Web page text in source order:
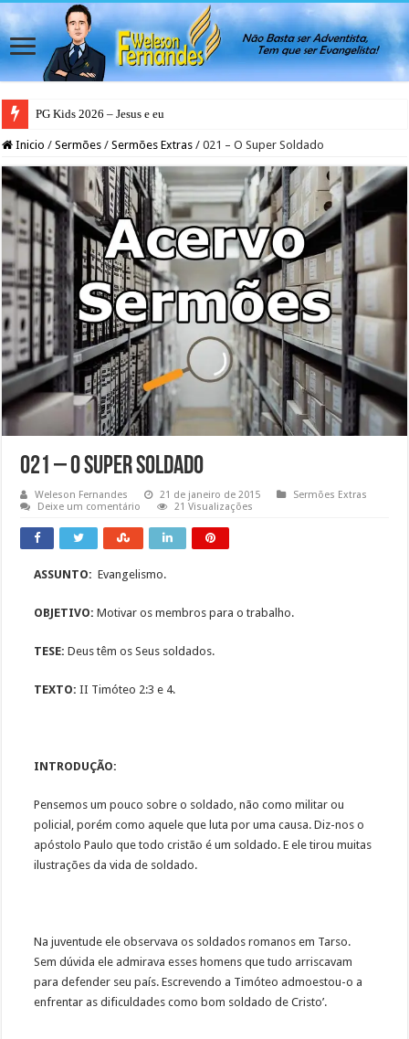
PG Kids 2026 – Jesus e eu
Inicio / Sermões / Sermões Extras / 021 – O Super Soldado
021 – O Super Soldado
Weleson Fernandes 21 de janeiro de 2015
Sermões Extras
Deixe um comentário
21 Visualizações
ASSUNTO: Evangelismo.
OBJETIVO: Motivar os membros para o trabalho.
TESE: Deus têm os Seus soldados.
TEXTO: II Timóteo 2:3 e 4.
INTRODUÇÃO:
Pensemos um pouco sobre o soldado, não como militar ou
policial, porém como aquele que luta por uma causa. Diz-nos o
apóstolo Paulo que todo cristão é um soldado. E ele tirou muitas
ilustrações da vida de soldado.
Na juventude ele observava os soldados romanos em Tarso.
Sem dúvida ele admirava esses homens que tudo arriscavam
para defender seu país. Escrevendo a Timóteo admoestou-o a
enfrentar as dificuldades como bom soldado de Cristo’.